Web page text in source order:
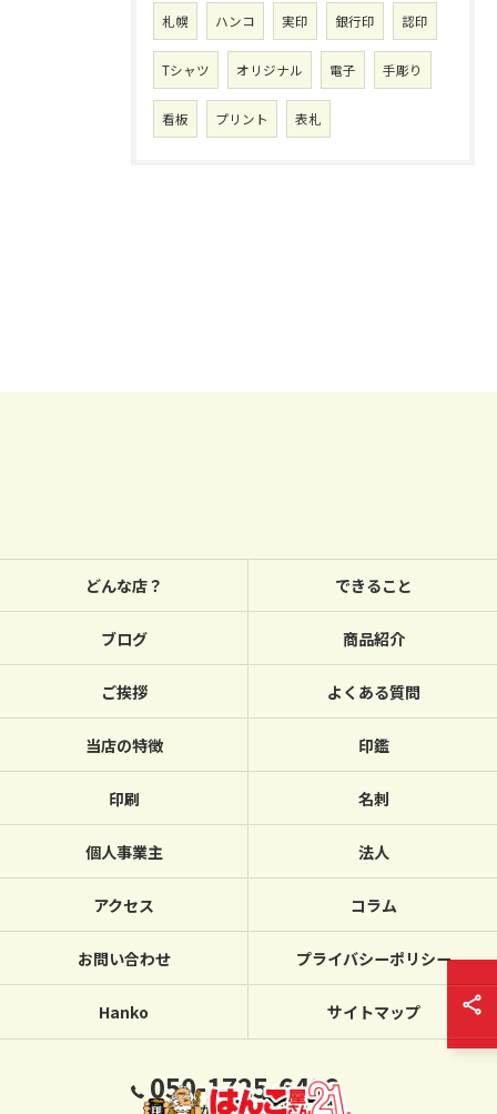
札幌 ハンコ 実印 銀行印 認印
Tシャツ オリジナル 電子 手彫り
看板 プリント 表札
050-1725-6432
繋がらない場合は、
どんな店？ できること
ブログ 商品紹介
ご挨拶 よくある質問
当店の特徴 印鑑
印刷 名刺
個人事業主 法人
アクセス コラム
お問い合わせ プライバシーポリシー
Hanko サイトマップ